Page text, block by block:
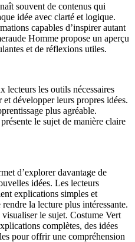
souvent de contenus qui
idée avec clarté et logique.
capables d’inspirer autant
Homme propose un aperçu
et de réflexions utiles.
lecteurs les outils nécessaires
développer leurs propres idées.
plus agréable.
le sujet de manière claire
d’explorer davantage de
idées. Les lecteurs
explications simples et
la lecture plus intéressante.
le sujet. Costume Vert
complètes, des idées
pour offrir une compréhension